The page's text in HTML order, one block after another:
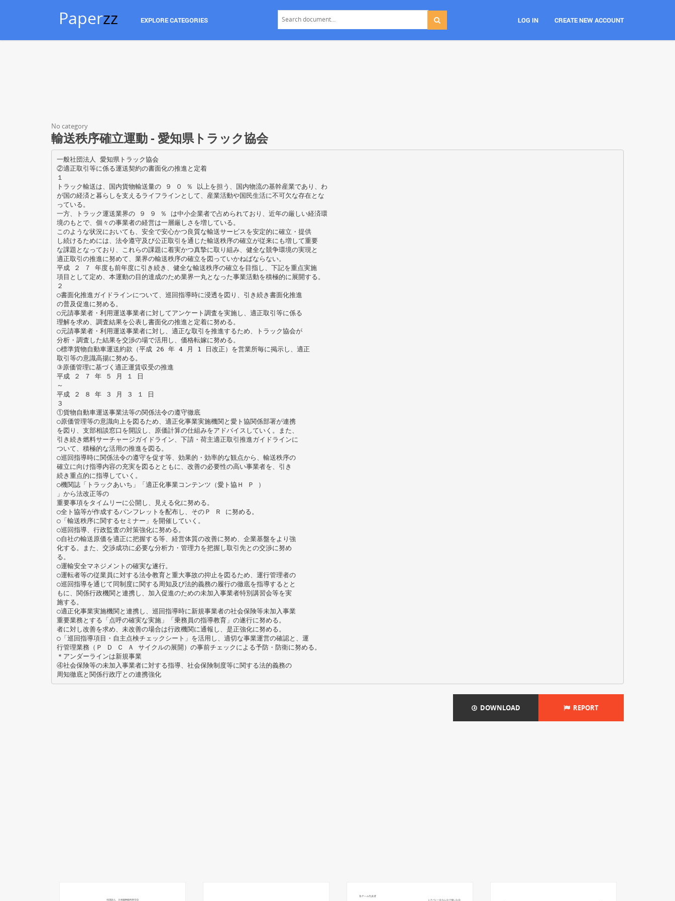
Paperzz EXPLORE CATEGORIES LOG IN CREATE NEW ACCOUNT
No category
輸送秩序確立運動 - 愛知県トラック協会
一般社団法人 愛知県トラック協会
②適正取引等に係る運送契約の書面化の推進と定着
１
トラック輸送は、国内貨物輸送量の ９ ０ ％ 以上を担う、国内物流の基幹産業であり、わ
が国の経済と暮らしを支えるライフラインとして、産業活動や国民生活に不可欠な存在とな
っている。
一方、トラック運送業界の ９ ９ ％ は中小企業者で占められており、近年の厳しい経済環
境のもとで、個々の事業者の経営は一層厳しさを増している。
このような状況においても、安全で安心かつ良質な輸送サービスを安定的に確立・提供
し続けるためには、法令遵守及び公正取引を通じた輸送秩序の確立が従来にも増して重要
な課題となっており、これらの課題に着実かつ真摯に取り組み、健全な競争環境の実現と
適正取引の推進に努めて、業界の輸送秩序の確立を図っていかねばならない。
平成 ２ ７ 年度も前年度に引き続き、健全な輸送秩序の確立を目指し、下記を重点実施
項目として定め、本運動の目的達成のため業界一丸となった事業活動を積極的に展開する。
２
○書面化推進ガイドラインについて、巡回指導時に浸透を図り、引き続き書面化推進
の普及促進に努める。
○元請事業者・利用運送事業者に対してアンケート調査を実施し、適正取引等に係る
理解を求め、調査結果を公表し書面化の推進と定着に努める。
○元請事業者・利用運送事業者に対し、適正な取引を推進するため、トラック協会が
分析・調査した結果を交渉の場で活用し、価格転嫁に努める。
○標準貨物自動車運送約款（平成 26 年 4 月 1 日改正）を営業所毎に掲示し、適正
取引等の意識高揚に努める。
③原価管理に基づく適正運賃収受の推進
平成 ２ ７ 年 ５ 月 １ 日
～
平成 ２ ８ 年 ３ 月 ３ １ 日
３
①貨物自動車運送事業法等の関係法令の遵守徹底
○原価管理等の意識向上を図るため、適正化事業実施機関と愛ト協関係部署が連携
を図り、支部相談窓口を開設し、原価計算の仕組みをアドバイスしていく。また、
引き続き燃料サーチャージガイドライン、下請・荷主適正取引推進ガイドラインに
ついて、積極的な活用の推進を図る。
○巡回指導時に関係法令の遵守を促す等、効果的・効率的な観点から、輸送秩序の
確立に向け指導内容の充実を図るとともに、改善の必要性の高い事業者を、引き
続き重点的に指導していく。
○機関誌「トラックあいち」「適正化事業コンテンツ（愛ト協Ｈ Ｐ ）
」から法改正等の
重要事項をタイムリーに公開し、見える化に努める。
○全ト協等が作成するパンフレットを配布し、そのＰ Ｒ に努める。
○「輸送秩序に関するセミナー」を開催していく。
○巡回指導、行政監査の対策強化に努める。
○自社の輸送原価を適正に把握する等、経営体質の改善に努め、企業基盤をより強
化する。また、交渉成功に必要な分析力・管理力を把握し取引先との交渉に努め
る。
○運輸安全マネジメントの確実な遂行。
○運転者等の従業員に対する法令教育と重大事故の抑止を図るため、運行管理者の
○巡回指導を通じて同制度に関する周知及び法的義務の履行の徹底を指導するとと
もに、関係行政機関と連携し、加入促進のための未加入事業者特別講習会等を実
施する。
○適正化事業実施機関と連携し、巡回指導時に新規事業者の社会保険等未加入事業
重要業務とする「点呼の確実な実施」「乗務員の指導教育」の遂行に努める。
者に対し改善を求め、未改善の場合は行政機関に通報し、是正強化に努める。
○「巡回指導項目・自主点検チェックシート」を活用し、適切な事業運営の確認と、運
行管理業務（Ｐ Ｄ Ｃ Ａ サイクルの展開）の事前チェックによる予防・防衛に努める。
＊アンダーラインは新規事業
④社会保険等の未加入事業者に対する指導、社会保険制度等に関する法的義務の
周知徹底と関係行政庁との連携強化
DOWNLOAD REPORT